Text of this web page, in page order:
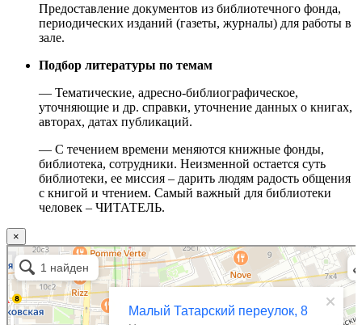
Предоставление документов из библиотечного фонда,
периодических изданий (газеты, журналы) для работы в
зале.
Подбор литературы по темам
— Тематические, адресно-библиографическое,
уточняющие и др. справки, уточнение данных о книгах,
авторах, датах публикаций.
— С течением времени меняются книжные фонды,
библиотека, сотрудники. Неизменной остается суть
библиотеки, ее миссия – дарить людям радость общения
с книгой и чтением. Самый важный для библиотеки
человек – ЧИТАТЕЛЬ.
×
Москва
Малый Татарский переулок, 8 на карте Москвы, ближайшее метро Новокузнецкая —
Яндекс.Карты